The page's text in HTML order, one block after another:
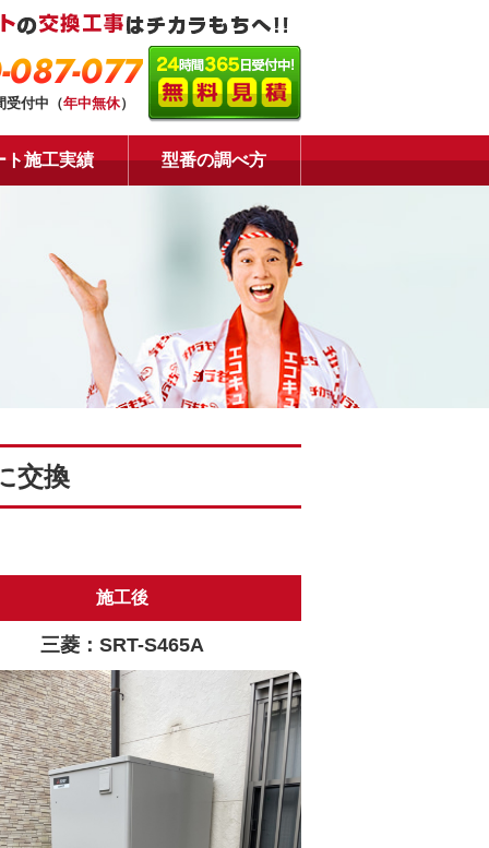
087-077
受付中（年中無休）
ト施工実績 型番の調べ方
交換
施工後
三菱：SRT-S465A